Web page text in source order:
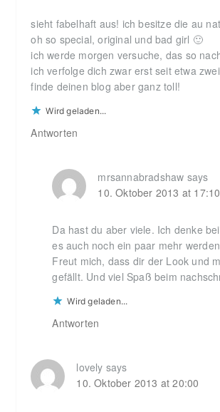
sieht fabelhaft aus! ich besitze die au
oh so special, original und bad girl 🙂
ich werde morgen versuche, das so
ich verfolge dich zwar erst seit etwa
finde deinen blog aber ganz toll!
Wird geladen...
Antworten
mrsannabradshaw says
10. Oktober 2013 at 17:10
Da hast du aber viele. Ich denke
es auch noch ein paar mehr
Freut mich, dass dir der Look und
gefällt. Und viel Spaß beim
Wird geladen...
Antworten
lovely says
10. Oktober 2013 at 20:00